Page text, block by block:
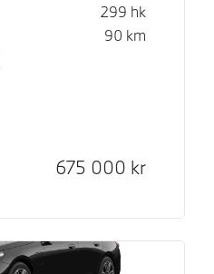
299 hk
90 km
Kontantpris
675 000 kr